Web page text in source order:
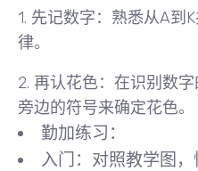
1. 先记数字：熟悉从A到
律。
2. 再认花色：在识别数
旁边的符号来确定花色。
勤加练习 ：
入门 ：对照教学图，